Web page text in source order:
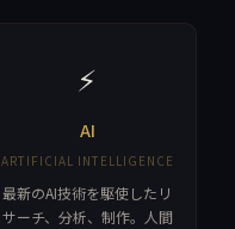
⚡
AI
ARTIFICIAL INTELLIGENCE
最新のAI技術を駆使したリ
サーチ、分析、制作。人間